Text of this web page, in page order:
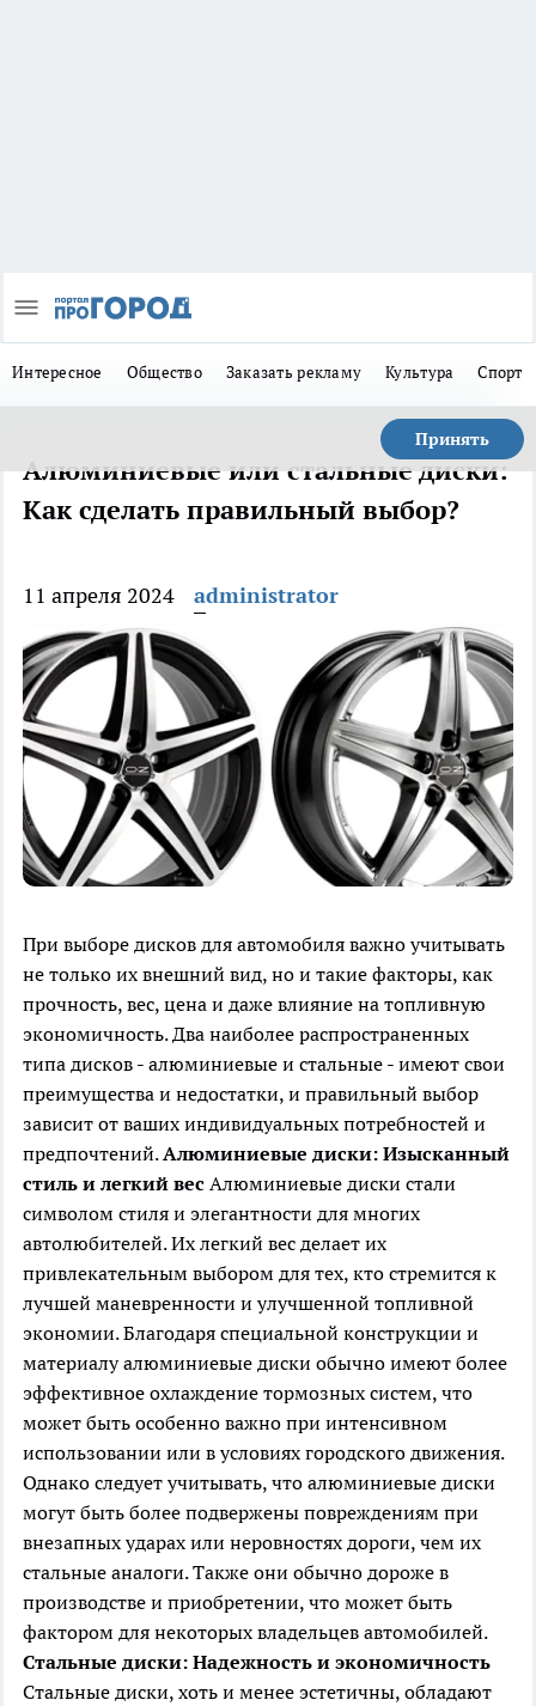
Интересное Общество Заказать рекламу Культура Спорт
Принять
Алюминиевые или стальные диски:
Как сделать правильный выбор?
11 апреля 2024 administrator
При выборе дисков для автомобиля важно учитывать
не только их внешний вид, но и такие факторы, как
прочность, вес, цена и даже влияние на топливную
экономичность. Два наиболее распространенных
типа дисков - алюминиевые и стальные - имеют свои
преимущества и недостатки, и правильный выбор
зависит от ваших индивидуальных потребностей и
предпочтений.Алюминиевые диски: Изысканный
стиль и легкий вес Алюминиевые диски стали
символом стиля и элегантности для многих
автолюбителей. Их легкий вес делает их
привлекательным выбором для тех, кто стремится к
лучшей маневренности и улучшенной топливной
экономии. Благодаря специальной конструкции и
материалу алюминиевые диски обычно имеют более
эффективное охлаждение тормозных систем, что
может быть особенно важно при интенсивном
использовании или в условиях городского движения.
Однако следует учитывать, что алюминиевые диски
могут быть более подвержены повреждениям при
внезапных ударах или неровностях дороги, чем их
стальные аналоги. Также они обычно дороже в
производстве и приобретении, что может быть
фактором для некоторых владельцев автомобилей.
Стальные диски: Надежность и экономичность
Стальные диски, хоть и менее эстетичны, обладают